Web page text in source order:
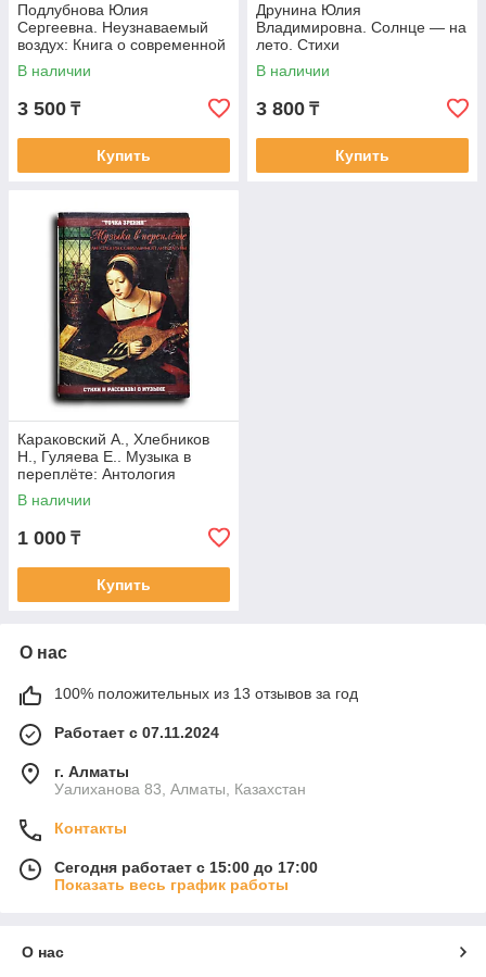
Подлубнова Юлия
Сергеевна. Неузнаваемый
воздух: Книга о современной
уральской поэзии
В наличии
3 500 ₸
Купить
Друнина Юлия
Владимировна. Солнце — на
лето. Стихи
В наличии
3 800 ₸
Купить
Караковский А., Хлебников
Н., Гуляева Е.. Музыка в
переплёте: Антология
современной литературы
В наличии
1 000 ₸
Купить
О нас
100% положительных из 13 отзывов за год
Работает с 07.11.2024
г. Алматы
Уалиханова 83, Алматы, Казахстан
Контакты
Сегодня работает с 15:00 до 17:00
Показать весь график работы
О нас